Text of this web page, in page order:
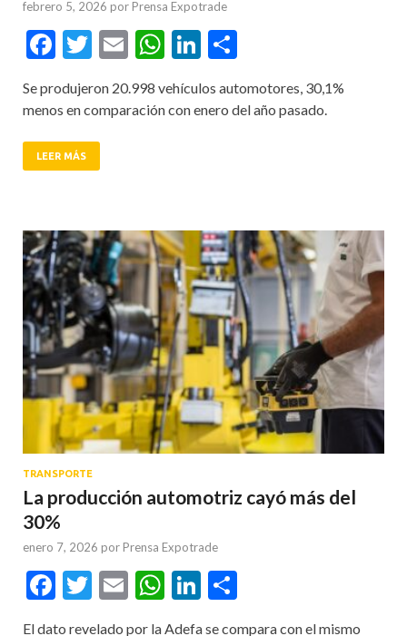
febrero 5, 2026 por Prensa Expotrade
Facebook
Twitter
EmailWhatsApp
LinkedIn
Se produjeron 20.998 vehículos automotores, 30,1%
menos en comparación con enero del año pasado.
LEER MÁS
TRANSPORTE
La producción automotriz cayó más del
30%
enero 7, 2026 por Prensa Expotrade
Facebook
Twitter
EmailWhatsApp
LinkedIn
El dato revelado por la Adefa se compara con el mismo